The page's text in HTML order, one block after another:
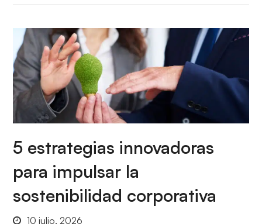
5 estrategias innovadoras
para impulsar la
sostenibilidad corporativa
10 julio, 2026